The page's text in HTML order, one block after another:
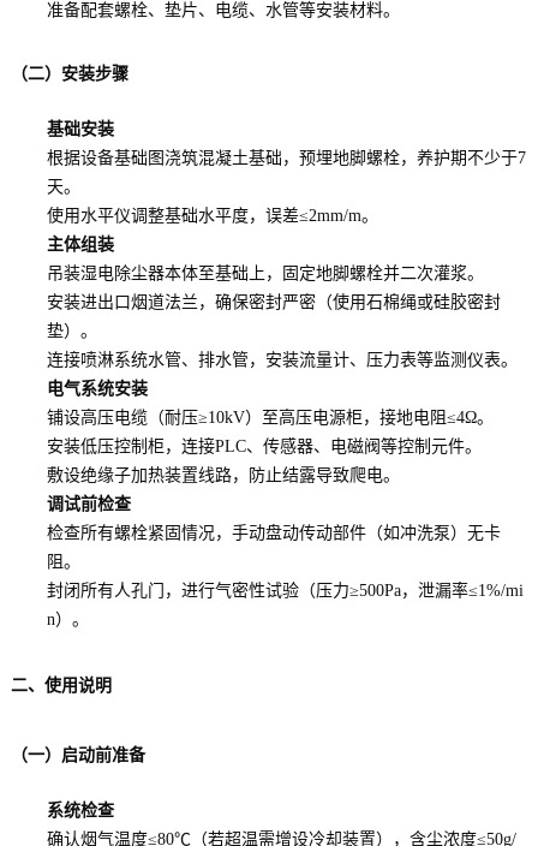
准备配套螺栓、垫片、电缆、水管等安装材料。
（二）安装步骤
基础安装
根据设备基础图浇筑混凝土基础，预埋地脚螺栓，养护期不少于7
天。
使用水平仪调整基础水平度，误差≤2mm/m。
主体组装
吊装湿电除尘器本体至基础上，固定地脚螺栓并二次灌浆。
安装进出口烟道法兰，确保密封严密（使用石棉绳或硅胶密封
垫）。
连接喷淋系统水管、排水管，安装流量计、压力表等监测仪表。
电气系统安装
铺设高压电缆（耐压≥10kV）至高压电源柜，接地电阻≤4Ω。
安装低压控制柜，连接PLC、传感器、电磁阀等控制元件。
敷设绝缘子加热装置线路，防止结露导致爬电。
调试前检查
检查所有螺栓紧固情况，手动盘动传动部件（如冲洗泵）无卡
阻。
封闭所有人孔门，进行气密性试验（压力≥500Pa，泄漏率≤1%/mi
n）。
二、使用说明
（一）启动前准备
系统检查
确认烟气温度≤80℃（若超温需增设冷却装置），含尘浓度≤50g/